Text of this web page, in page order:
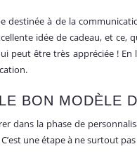
destinée à de la
idée de cadeau, et ce,
peut être très appréciée !
BON MODÈLE
dans la phase de
une étape à ne surtout